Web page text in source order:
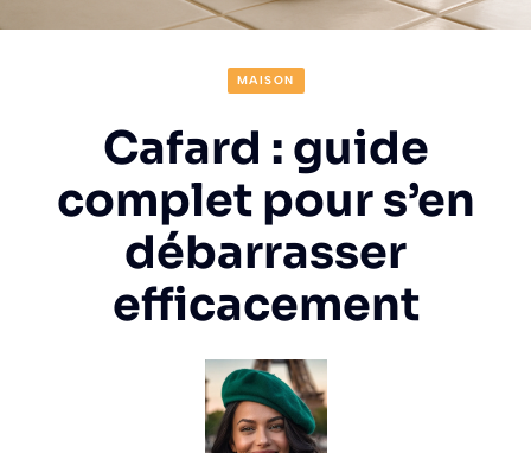
MAISON
Cafard : guide
complet pour s’en
débarrasser
efficacement